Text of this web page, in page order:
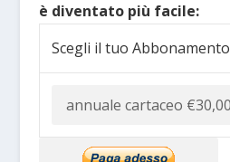
è diventato più facile:
Scegli il tuo Abbonamento